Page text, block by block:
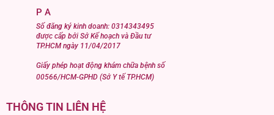
P A
Số đăng ký kinh doanh: 0314343495
được cấp bởi Sở Kế hoạch và Đầu tư
TP.HCM ngày 11/04/2017
Giấy phép hoạt động khám chữa bệnh số
00566/HCM-GPHD (Sở Y tế TP.HCM)
THÔNG TIN LIÊN HỆ